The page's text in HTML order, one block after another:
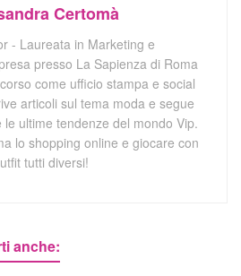
Certomà
- Laureata in Marketing e
presso La Sapienza di Roma
come ufficio stampa e social
articoli sul tema moda e segue
ultime tendenze del mondo Vip.
lo shopping online e giocare con
tutti diversi!
anche: